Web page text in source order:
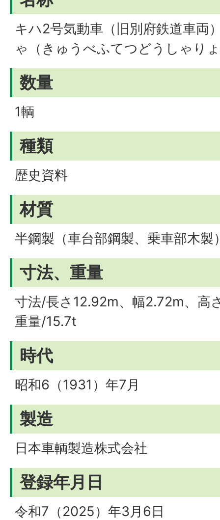
キハ2号気動車（旧別府鉄道車両
ゃ（きゅうべふてつどうしゃり
数量
1輌
種類
歴史資料
材質
半鋼製（車台部鋼製、乗車部木製
寸法、重量
寸法/長さ12.92m、幅2.72m、高
重量/15.7t
時代
昭和6（1931）年7月
製造
日本車輌製造株式会社
登録年月日
令和7（2025）年3月6日